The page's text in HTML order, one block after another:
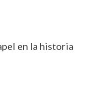
en la historia